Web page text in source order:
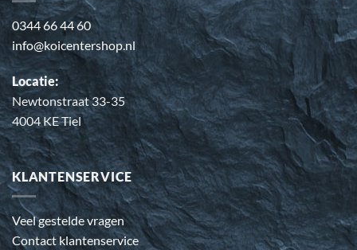
0344 66 44 60
info@koicentershop.nl
Locatie:
Newtonstraat 33-35
4004 KE Tiel
KLANTENSERVICE
Veel gestelde vragen
Contact klantenservice